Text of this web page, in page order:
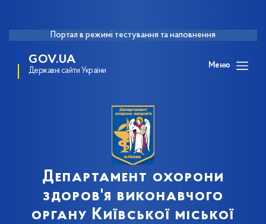
Портал в режимі тестування та наповнення
GOV.UA
Державні сайти України
Меню
Департамент охорони
здоров'я виконавчого
органу Київської міської